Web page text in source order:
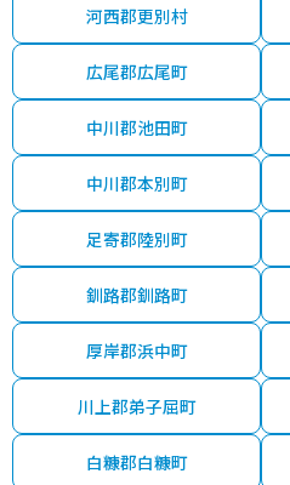
河西郡更別村
広尾郡広尾町
中川郡池田町
中川郡本別町
足寄郡陸別町
釧路郡釧路町
厚岸郡浜中町
川上郡弟子屈町
白糠郡白糠町